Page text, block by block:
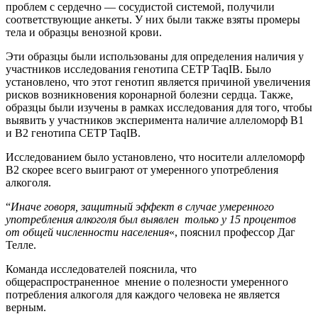
проблем с сердечно — сосудистой системой, получили
соответствующие анкеты. У них были также взяты промеры
тела и образцы венозной крови.
Эти образцы были использованы для определения наличия у
участников исследования генотипа CETP TaqIB. Было
установлено, что этот генотип является причиной увеличения
рисков возникновения коронарной болезни сердца. Также,
образцы были изучены в рамках исследования для того, чтобы
выявить у участников эксперимента наличие аллеломорф В1
и В2 генотипа CETP TaqIB.
Исследованием было установлено, что носители аллеломорф
B2 скорее всего выиграют от умеренного употребления
алкоголя.
“Иначе говоря, защитный эффект в случае умеренного
употребления алкоголя был выявлен только у 15 процентов
от общей численности населения«, пояснил профессор Даг
Телле.
Команда исследователей пояснила, что
общераспространенное мнение о полезности умеренного
потребления алкоголя для каждого человека не является
верным.